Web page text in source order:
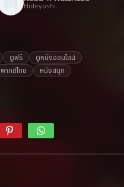
Hideyoshi
ดูฟรี
ดูหนังออนไลน์
พากย์ไทย
หนังสนุก